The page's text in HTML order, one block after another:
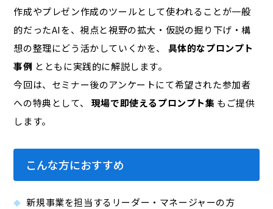
作成やプレゼン作成のツールとして使われることが一般
的だったAIを、視点と視野の拡大・仮説の掘り下げ・構
想の整理にどう活かしていくかを、 具体的なプロンプト
事例 とともに実践的に解説します。
今回は、セミナー後のアンケートにて希望された参加者
への特典として、 現場で即使えるプロンプト集 もご提供
します。
こんな方におすすめ
新規事業を担当するリーダー・マネージャーの方